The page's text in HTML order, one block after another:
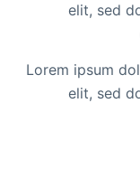
elit, sed
Lorem ipsum
elit, sed